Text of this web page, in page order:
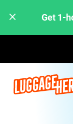
Get 1-